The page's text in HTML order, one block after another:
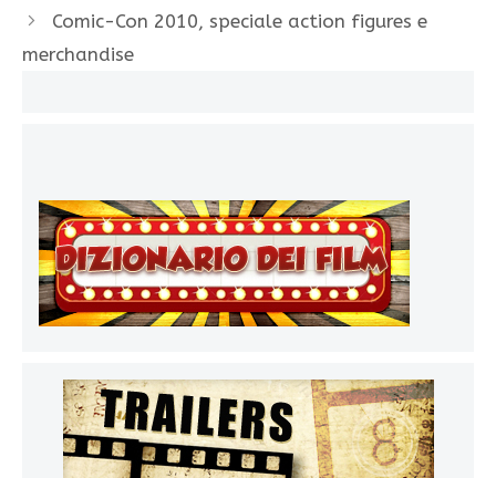
Comic-Con 2010, speciale action figures e
merchandise